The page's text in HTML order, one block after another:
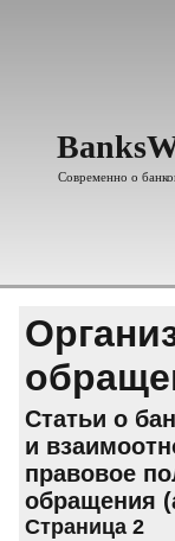
Современно о
Статьи о
и
правовое
обращения
Страница 2